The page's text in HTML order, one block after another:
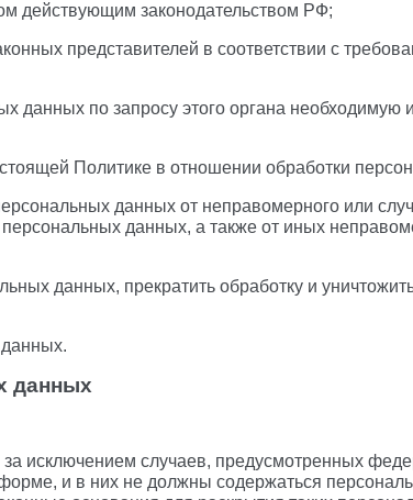
действующим законодательством РФ;
представителей в соответствии с
данных по запросу этого органа
Политике в отношении обработки
данных от неправомерного или
данных, а также от иных
данных, прекратить обработку и
данных
исключением случаев, предусмотренных
и в них не должны содержаться